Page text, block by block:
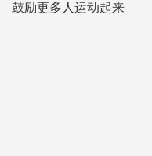
鼓励更多人运动起来